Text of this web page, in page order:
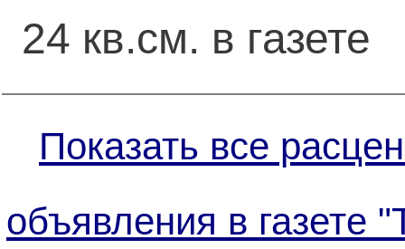
24 кв.см. в газете
Показать все
объявления в газете